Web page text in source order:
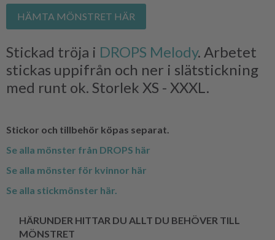
HÄMTA MÖNSTRET HÄR
Stickad tröja i DROPS Melody. Arbetet
stickas uppifrån och ner i slätstickning
med runt ok. Storlek XS - XXXL.
Stickor och tillbehör köpas separat.
Se alla mönster från DROPS här
Se alla mönster för kvinnor här
Se alla stickmönster här.
HÄRUNDER HITTAR DU ALLT DU BEHÖVER TILL
MÖNSTRET